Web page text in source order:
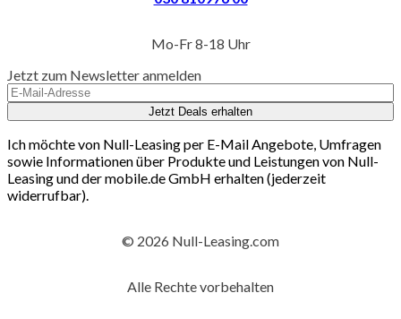
Mo-Fr 8-18 Uhr
Jetzt zum Newsletter anmelden
Jetzt Deals erhalten
Ich möchte von Null-Leasing per E-Mail Angebote, Umfragen
sowie Informationen über Produkte und Leistungen von Null-
Leasing und der mobile.de GmbH erhalten (jederzeit
widerrufbar).
© 2026 Null-Leasing.com
Alle Rechte vorbehalten